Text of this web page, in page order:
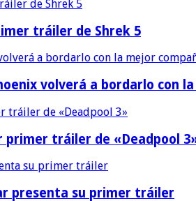
tráiler de Shrek 5
volverá a bordarlo con
primer tráiler de «Deadpool
presenta su primer tráiler